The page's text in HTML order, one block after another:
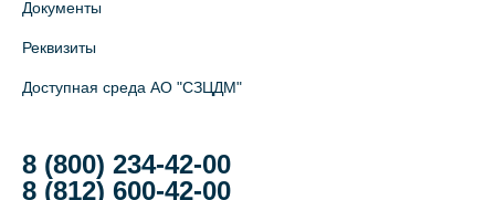
Документы
Реквизиты
Доступная среда АО "СЗЦДМ"
8 (800) 234-42-00
8 (812) 600-42-00